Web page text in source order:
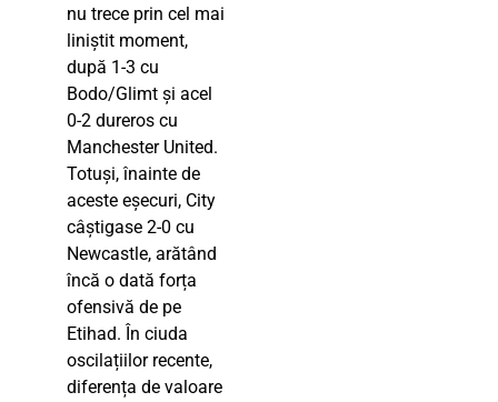
nu trece prin cel mai
liniștit moment,
după 1-3 cu
Bodo/Glimt și acel
0-2 dureros cu
Manchester United.
Totuși, înainte de
aceste eșecuri, City
câștigase 2-0 cu
Newcastle, arătând
încă o dată forța
ofensivă de pe
Etihad. În ciuda
oscilațiilor recente,
diferența de valoare